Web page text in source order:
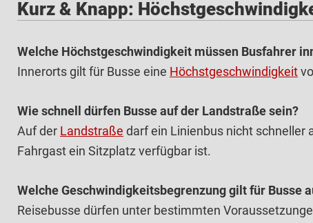
Kurz & Knapp:
Welche Höchstgeschwindigkeit müssen Busfahrer
Innerorts gilt für Busse eine Höchstgeschwindigkeit
Wie schnell dürfen Busse auf der Landstraße sein?
Auf der Landstraße darf ein Linienbus nicht schneller
Fahrgast ein Sitzplatz verfügbar ist.
Welche Geschwindigkeitsbegrenzung gilt für Busse
Reisebusse dürfen unter bestimmten